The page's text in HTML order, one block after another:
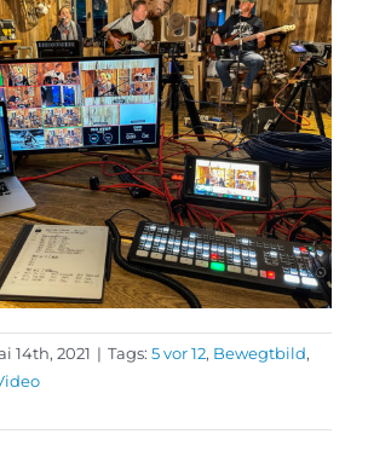
14th, 2021 | Tags: 5 vor 12, Bewegtbild,